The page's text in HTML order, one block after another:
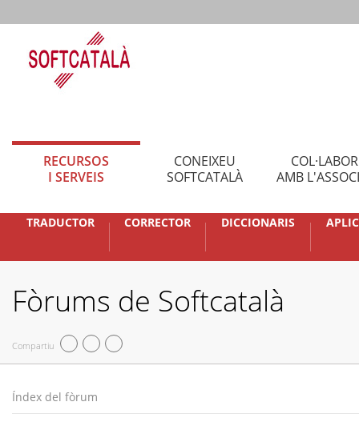
RECURSOS
I SERVEIS
CONEIXEU
SOFTCATALÀ
AMB
TRADUCTOR CORRECTOR DICCIONARIS
Fòrums de Softcatalà
Compartiu
Índex del fòrum